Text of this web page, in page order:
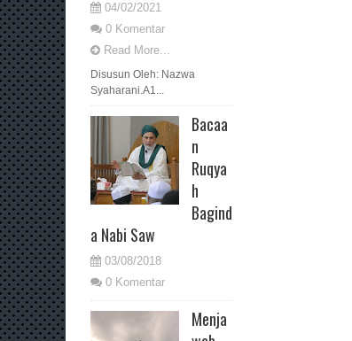
04/02/2021
0 Komentar
Read More...
Disusun Oleh: Nazwa
Syaharani.A1...
Bacaa
n
Ruqya
h
Bagind
a Nabi Saw
03/08/2018
0 Komentar
Menja